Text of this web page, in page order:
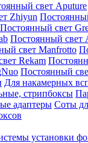
свет Aputure
Zhiyun
Постоянный свет
Постоянный свет
свет Manfrotto
Rekam
Постоянный
Для накамерных
стрипбоксы
адаптеры Соты
установки